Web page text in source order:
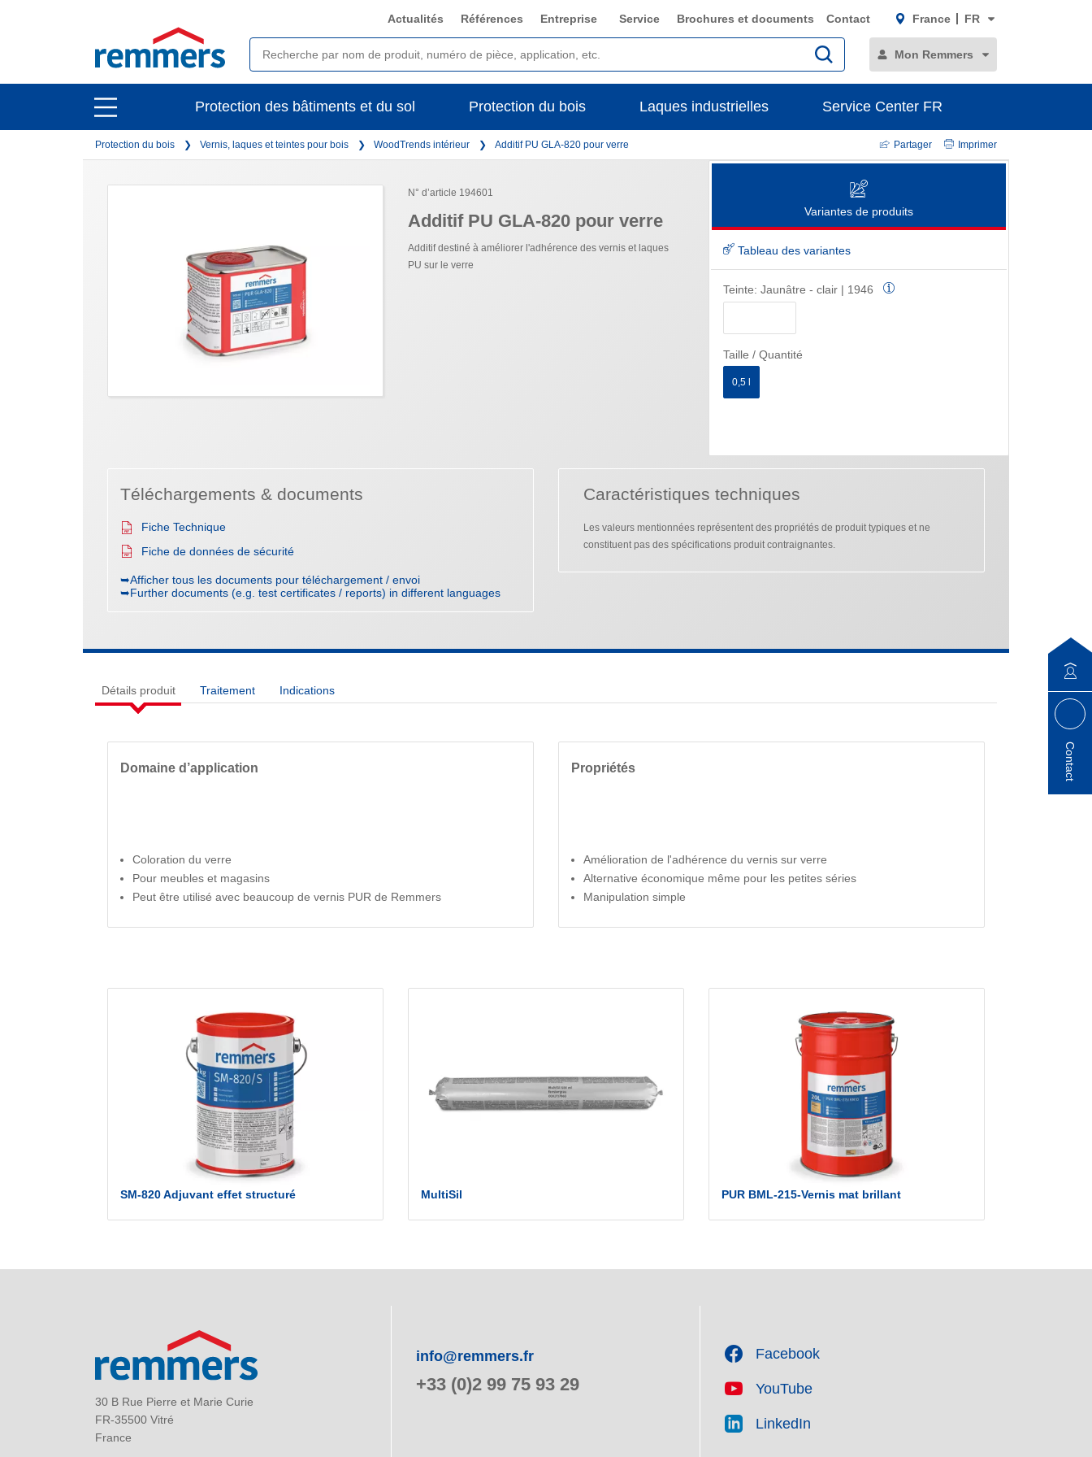
open
main
navigation
Actualités Références Entreprise Service Brochures et documents Contact France FR
Mon Remmers
open
main
Protection des bâtiments et du sol Protection du bois Laques industrielles Service Center FR
Protection du bois Vernis, laques et teintes pour bois WoodTrends intérieur Additif PU GLA-820 pour verre Partager Imprimer
N° d’article 194601
Additif PU GLA-820 pour verre
Additif destiné à améliorer l'adhérence des vernis et laques
PU sur le verre
Variantes de produits
Tableau des variantes
Teinte: Jaunâtre - clair | 1946
Taille / Quantité
0,5 l
Téléchargements & documents
Fiche Technique
Fiche de données de sécurité
➥Afficher tous les documents pour téléchargement / envoi
➥Further documents (e.g. test certificates / reports) in different languages
Caractéristiques techniques
Les valeurs mentionnées représentent des propriétés de produit typiques et ne
constituent pas des spécifications produit contraignantes.
Détails produit Traitement Indications
Domaine d’application
Coloration du verre
Pour meubles et magasins
Peut être utilisé avec beaucoup de vernis PUR de Remmers
Propriétés
Amélioration de l'adhérence du vernis sur verre
Alternative économique même pour les petites séries
Manipulation simple
SM-820 Adjuvant effet structuré MultiSil PUR BML-215-Vernis mat brillant
30 B Rue Pierre et Marie Curie
FR-35500 Vitré
France
info@remmers.fr
+33 (0)2 99 75 93 29
Facebook
YouTube
LinkedIn
Contact